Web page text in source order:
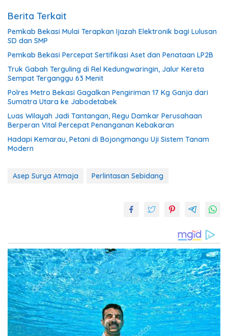
Berita Terkait
Pemkab Bekasi Mulai Terapkan Ijazah Elektronik bagi Lulusan
SD dan SMP
Pemkab Bekasi Percepat Sertifikasi Aset dan Penataan LP2B
Truk Gabah Terguling di Rel Kedungwaringin, Jalur Kereta
Sempat Terganggu 63 Menit
Polres Metro Bekasi Gagalkan Pengiriman 17 Kg Ganja dari
Sumatra Utara ke Jabodetabek
Luas Wilayah Jadi Tantangan, Regu Damkar Perusahaan
Berperan Vital Percepat Penanganan Kebakaran
Hadapi Kemarau, Petani di Bojongmangu Uji Sistem Tanam
Modern
Asep Surya Atmaja Perlintasan Sebidang